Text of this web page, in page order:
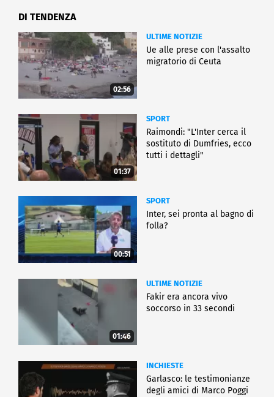
DI TENDENZA
02:56
ULTIME NOTIZIE
Ue alle prese con l'assalto
migratorio di Ceuta
01:37
SPORT
Raimondi: "L'Inter cerca il
sostituto di Dumfries, ecco
tutti i dettagli"
00:51
SPORT
Inter, sei pronta al bagno di
folla?
01:46
ULTIME NOTIZIE
Fakir era ancora vivo
soccorso in 33 secondi
INCHIESTE
Garlasco: le testimonianze
degli amici di Marco Poggi